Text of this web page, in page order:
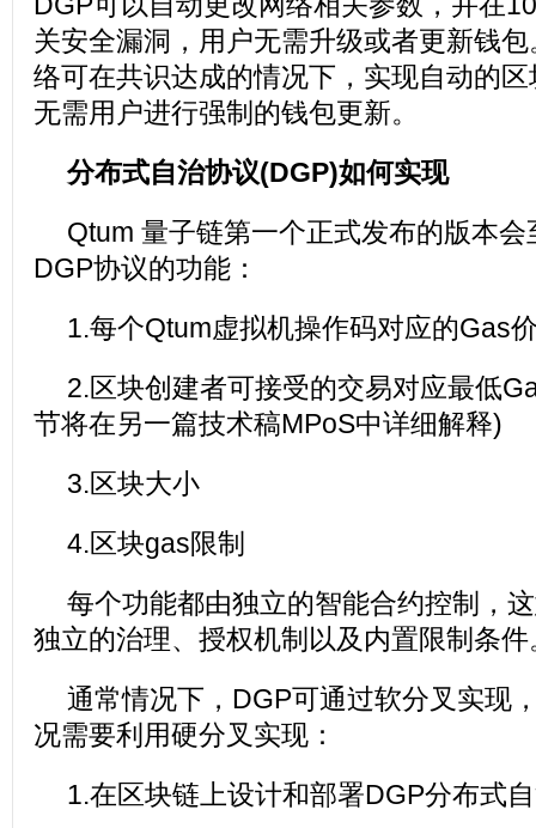
关安全漏洞，用户无需升级或者更新钱
络可在共识达成的情况下，实现自动的
无需用户进行强制的钱包更新。
分布式自治协议(DGP)如何实现
Qtum 量子链第一个正式发布的版本
DGP协议的功能：
1.每个Qtum虚拟机操作码对应的Gas
2.区块创建者可接受的交易对应最低
节将在另一篇技术稿MPoS中详细解释)
3.区块大小
4.区块gas限制
每个功能都由独立的智能合约控制，
独立的治理、授权机制以及内置限制条件
通常情况下，DGP可通过软分叉实现
况需要利用硬分叉实现：
1.在区块链上设计和部署DGP分布式